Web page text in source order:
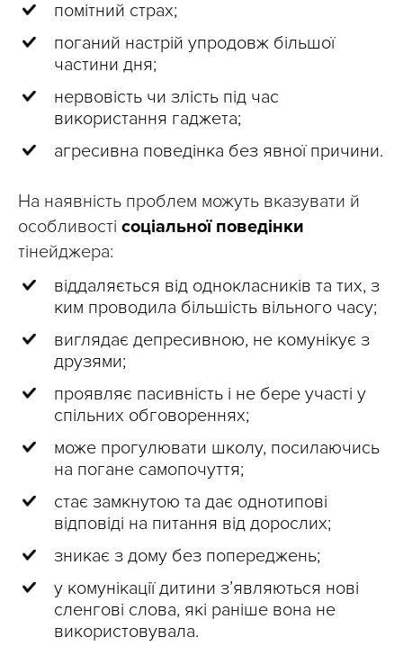
помітний страх;
поганий настрій упродовж більшої
частини дня;
нервовість чи злість під час
використання гаджета;
агресивна поведінка без явної причини.
На наявність проблем можуть вказувати й
особливості соціальної поведінки
тінейджера:
віддаляється від однокласників та тих, з
ким проводила більшість вільного часу;
виглядає депресивною, не комунікує з
друзями;
проявляє пасивність і не бере участі у
спільних обговореннях;
може прогулювати школу, посилаючись
на погане самопочуття;
стає замкнутою та дає однотипові
відповіді на питання від дорослих;
зникає з дому без попереджень;
у комунікації дитини з’являються нові
сленгові слова, які раніше вона не
використовувала.